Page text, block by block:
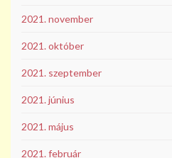
2021. november
2021. október
2021. szeptember
2021. június
2021. május
2021. február